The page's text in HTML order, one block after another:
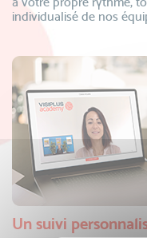
individualisé de nos
Un suivi